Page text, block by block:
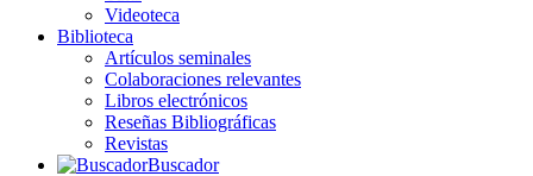
Videoteca
Biblioteca
Artículos seminales
Colaboraciones relevantes
Libros electrónicos
Reseñas Bibliográficas
Revistas
Buscador